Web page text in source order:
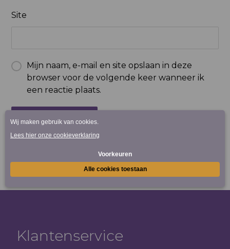
Site
Mijn naam, e-mail en site opslaan in deze
browser voor de volgende keer wanneer ik
een reactie plaats.
Reactie plaatsen
Klantenservice